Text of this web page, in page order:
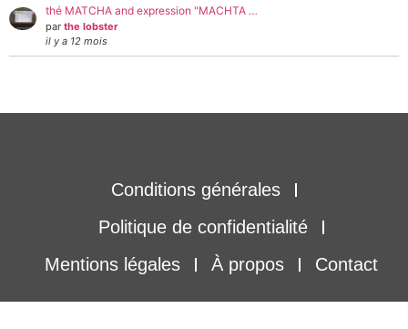
thé MATCHA and expression "MACHTA …
par the lobster
il y a 12 mois
Conditions générales
Politique de confidentialité
Mentions légales
À propos Contact